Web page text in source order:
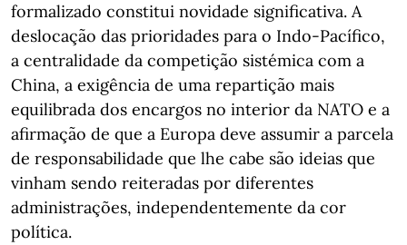
formalizado constitui novidade significativa. A
deslocação das prioridades para o Indo-Pacífico,
a centralidade da competição sistémica com a
China, a exigência de uma repartição mais
equilibrada dos encargos no interior da NATO e a
afirmação de que a Europa deve assumir a parcela
de responsabilidade que lhe cabe são ideias que
vinham sendo reiteradas por diferentes
administrações, independentemente da cor
política.